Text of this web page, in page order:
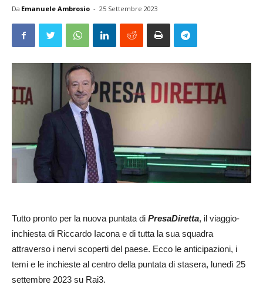
Da Emanuele Ambrosio - 25 Settembre 2023
Tutto pronto per la nuova puntata di PresaDiretta, il viaggio-
inchiesta di Riccardo Iacona e di tutta la sua squadra
attraverso i nervi scoperti del paese. Ecco le anticipazioni, i
temi e le inchieste al centro della puntata di stasera, lunedì 25
settembre 2023 su Rai3.